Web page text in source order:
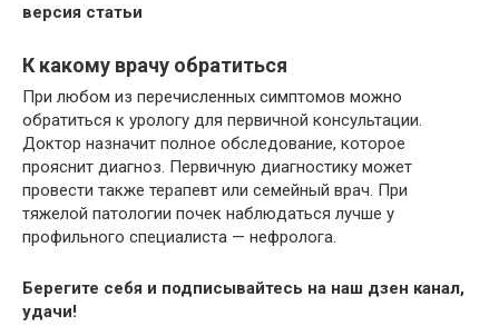
версия статьи
К какому врачу обратиться
При любом из перечисленных симптомов можно
обратиться к урологу для первичной консультации.
Доктор назначит полное обследование, которое
прояснит диагноз. Первичную диагностику может
провести также терапевт или семейный врач. При
тяжелой патологии почек наблюдаться лучше у
профильного специалиста — нефролога.
Берегите себя и подписывайтесь на наш дзен канал,
удачи!